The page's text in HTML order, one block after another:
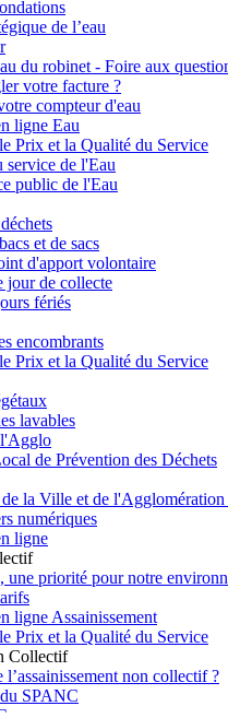
de l’eau
du robinet - Foire aux
votre facture ?
compteur d'eau
ligne Eau
Prix et la Qualité du Service
service de l'Eau
public de l'Eau
et de sacs
d'apport volontaire
jour de collecte
fériés
encombrants
Prix et la Qualité du Service
lavables
l'Agglo
de Prévention des Déchets
la Ville et de l'Agglomération
numériques
ligne
une priorité pour notre
ligne Assainissement
Prix et la Qualité du Service
Collectif
l’assainissement non collectif ?
SPANC